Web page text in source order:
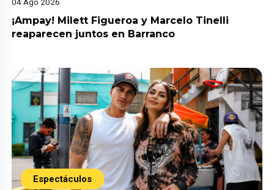
¡Ampay! Milett Figueroa y Marcelo Tinelli
reaparecen juntos en Barranco
Espectáculos